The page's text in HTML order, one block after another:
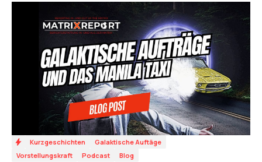
Kurzgeschichten
Galaktische Auftäge
Vorstellungskraft
Podcast Blog